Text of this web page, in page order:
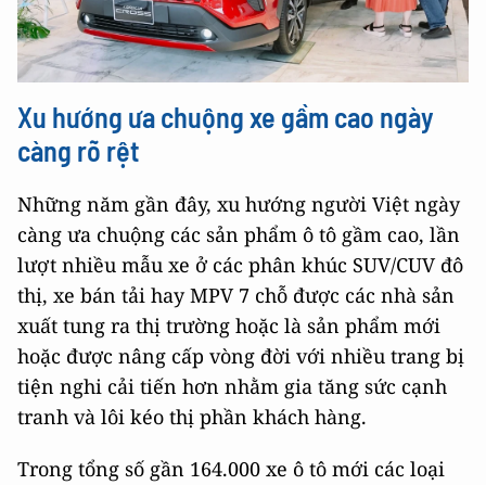
Xu hướng ưa chuộng xe gầm cao ngày
càng rõ rệt
Những năm gần đây, xu hướng người Việt ngày
càng ưa chuộng các sản phẩm ô tô gầm cao, lần
lượt nhiều mẫu xe ở các phân khúc SUV/CUV đô
thị, xe bán tải hay MPV 7 chỗ được các nhà sản
xuất tung ra thị trường hoặc là sản phẩm mới
hoặc được nâng cấp vòng đời với nhiều trang bị
tiện nghi cải tiến hơn nhằm gia tăng sức cạnh
tranh và lôi kéo thị phần khách hàng.
Trong tổng số gần 164.000 xe ô tô mới các loại